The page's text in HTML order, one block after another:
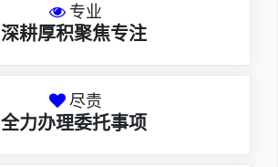
专业
深耕厚积聚焦专注
尽责
全力办理委托事项